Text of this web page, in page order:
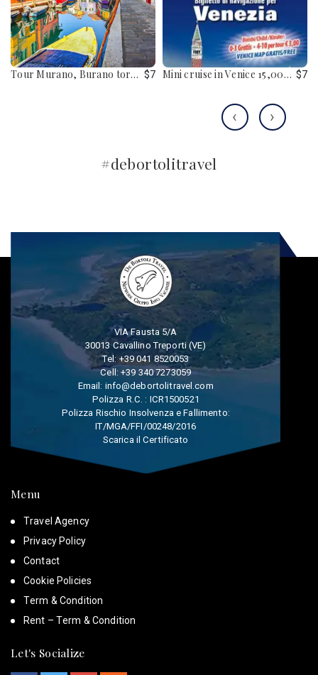
Tour Murano, Burano torcello e Venezia € 25,00 + Park € 7,00 $7 Mini cruise in Venice 15,00 € Round Trip + Park € 7,00 $7
‹ ›
#debortolitravel
VIA Fausta 5/A
30013 Cavallino Treporti (VE)
Tel:+39 041 8520053
Cell:+39 340 7273059
Email: info@debortolitravel.com
Polizza R.C. : ICR1500521
Polizza Rischio Insolvenza e Fallimento:
IT/MGA/FFI/00248/2016
Scarica il Certificato
Menu
Travel Agency
Privacy Policy
Contact
Cookie Policies
Term & Condition
Rent – Term & Condition
Let's Socialize